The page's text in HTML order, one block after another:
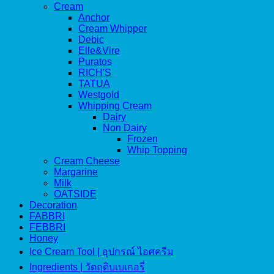
Cream
Anchor
Cream Whipper
Debic
Elle&Vire
Puratos
RICH'S
TATUA
Westgold
Whipping Cream
Dairy
Non Dairy
Frozen
Whip Topping
Cream Cheese
Margarine
Milk
OATSIDE
Decoration
FABBRI
FEBBRI
Honey
Ice Cream Tool | อุปกรณ์ ไอศครีม
Ingredients | วัตถุดิบเบเกอรี่